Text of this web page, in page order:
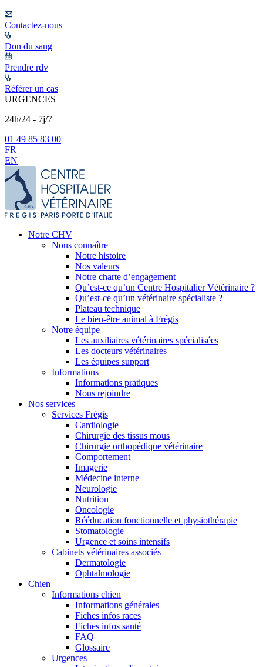
Contactez-nous
Don du sang
Prendre rdv
Référer un cas
URGENCES
24h/24 - 7j/7
01 49 85 83 00
FR
EN
Notre CHV
Nous connaître
Notre histoire
Nos valeurs
Notre charte d’engagement
Qu’est-ce qu’un Centre Hospitalier Vétérinaire ?
Qu’est-ce qu’un vétérinaire spécialiste ?
Plateau technique
Le bien-être animal à Frégis
Notre équipe
Les auxiliaires vétérinaires spécialisées
Les docteurs vétérinaires
Les équipes support
Informations
Informations pratiques
Nous rejoindre
Nos services
Services Frégis
Cardiologie
Chirurgie des tissus mous
Chirurgie orthopédique vétérinaire
Comportement
Imagerie
Médecine interne
Neurologie
Nutrition
Oncologie
Rééducation fonctionnelle et physiothérapie
Stomatologie
Urgence et soins intensifs
Cabinets vétérinaires associés
Dermatologie
Ophtalmologie
Chien
Informations chien
Informations générales
Fiches infos races
Fiches infos santé
FAQ
Glossaire
Urgences